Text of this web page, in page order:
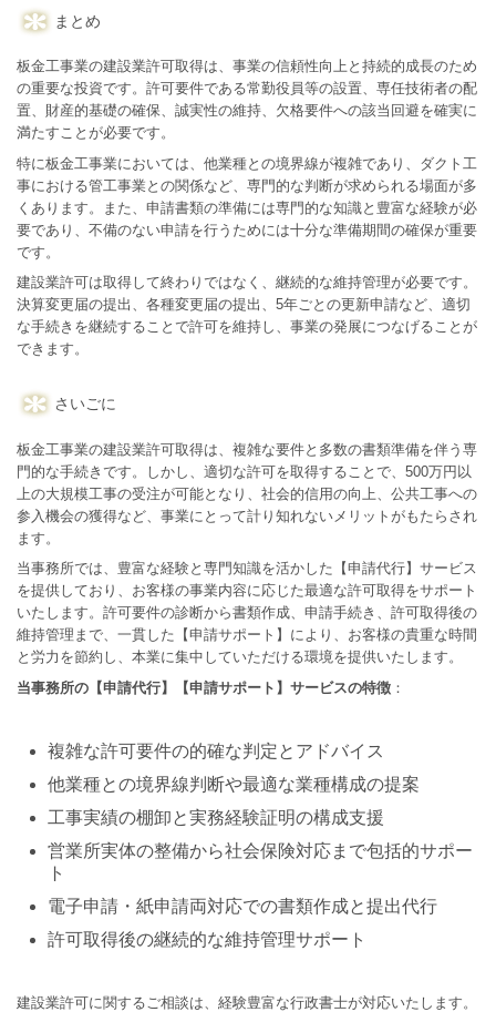
まとめ
板金工事業の建設業許可取得は、事業の信頼性向上と持続的成長のため
の重要な投資です。許可要件である常勤役員等の設置、専任技術者の配
置、財産的基礎の確保、誠実性の維持、欠格要件への該当回避を確実に
満たすことが必要です。
特に板金工事業においては、他業種との境界線が複雑であり、ダクト工
事における管工事業との関係など、専門的な判断が求められる場面が多
くあります。また、申請書類の準備には専門的な知識と豊富な経験が必
要であり、不備のない申請を行うためには十分な準備期間の確保が重要
です。
建設業許可は取得して終わりではなく、継続的な維持管理が必要です。
決算変更届の提出、各種変更届の提出、5年ごとの更新申請など、適切
な手続きを継続することで許可を維持し、事業の発展につなげることが
できます。
さいごに
板金工事業の建設業許可取得は、複雑な要件と多数の書類準備を伴う専
門的な手続きです。しかし、適切な許可を取得することで、500万円以
上の大規模工事の受注が可能となり、社会的信用の向上、公共工事への
参入機会の獲得など、事業にとって計り知れないメリットがもたらされ
ます。
当事務所では、豊富な経験と専門知識を活かした【申請代行】サービス
を提供しており、お客様の事業内容に応じた最適な許可取得をサポート
いたします。許可要件の診断から書類作成、申請手続き、許可取得後の
維持管理まで、一貫した【申請サポート】により、お客様の貴重な時間
と労力を節約し、本業に集中していただける環境を提供いたします。
当事務所の【申請代行】【申請サポート】サービスの特徴 ：
複雑な許可要件の的確な判定とアドバイス
他業種との境界線判断や最適な業種構成の提案
工事実績の棚卸と実務経験証明の構成支援
営業所実体の整備から社会保険対応まで包括的サポー
ト
電子申請・紙申請両対応での書類作成と提出代行
許可取得後の継続的な維持管理サポート
建設業許可に関するご相談は、経験豊富な行政書士が対応いたします。